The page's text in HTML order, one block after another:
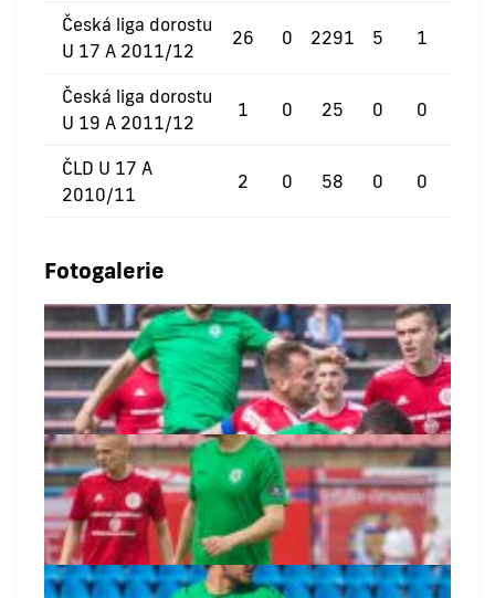
Česká liga dorostu
U 17 A 2011/12
26 0 2291 5 1
Česká liga dorostu
U 19 A 2011/12
1 0 25 0 0
ČLD U 17 A
2010/11
2 0 58 0 0
Fotogalerie